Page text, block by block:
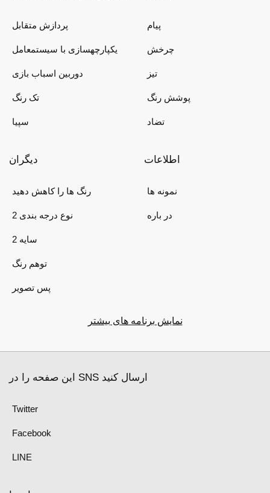
پردازش متقابل
یکپارچهسازی با سیستمعامل
دوربین اسباب بازی
تک رنگ
سپیا
پیام
چرخش
تیز
پوشش رنگ
تضاد
دیگران
رنگ ها را کاهش دهید
2 نوع درجه بندی
2 سایه
توهم رنگ
پس تصویر
اطلاعات
نمونه ها
در باره
نمایش برنامه های بیشتر
این صفحه را در SNS ارسال کنید
Twitter
Facebook
LINE